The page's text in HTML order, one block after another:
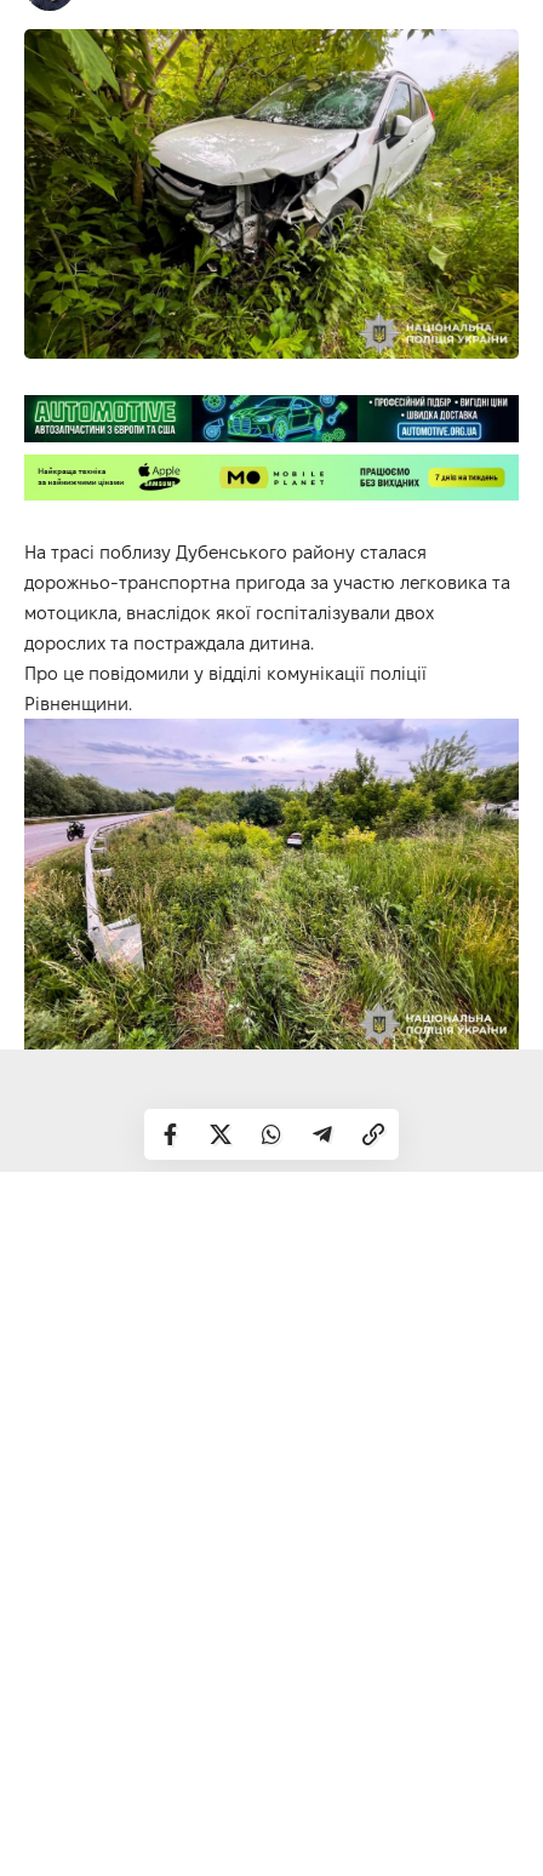
На трасі поблизу Дубенського району сталася
дорожньо-транспортна пригода за участю легковика та
мотоцикла, внаслідок якої госпіталізували двох
дорослих та постраждала дитина.
Про це повідомили у відділі комунікації поліції
Рівненщини.